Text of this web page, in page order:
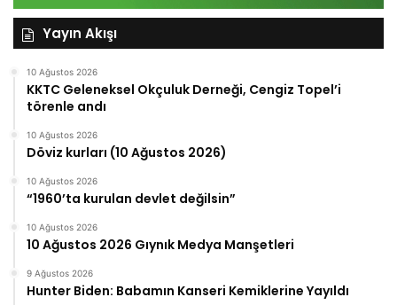
Yayın Akışı
10 Ağustos 2026
KKTC Geleneksel Okçuluk Derneği, Cengiz Topel’i
törenle andı
10 Ağustos 2026
Döviz kurları (10 Ağustos 2026)
10 Ağustos 2026
“1960’ta kurulan devlet değilsin”
10 Ağustos 2026
10 Ağustos 2026 Gıynık Medya Manşetleri
9 Ağustos 2026
Hunter Biden: Babamın Kanseri Kemiklerine Yayıldı